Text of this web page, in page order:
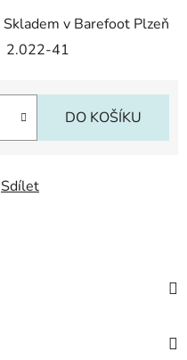
Skladem v Barefoot Plzeň
2.022-41
DO KOŠÍKU
Sdílet